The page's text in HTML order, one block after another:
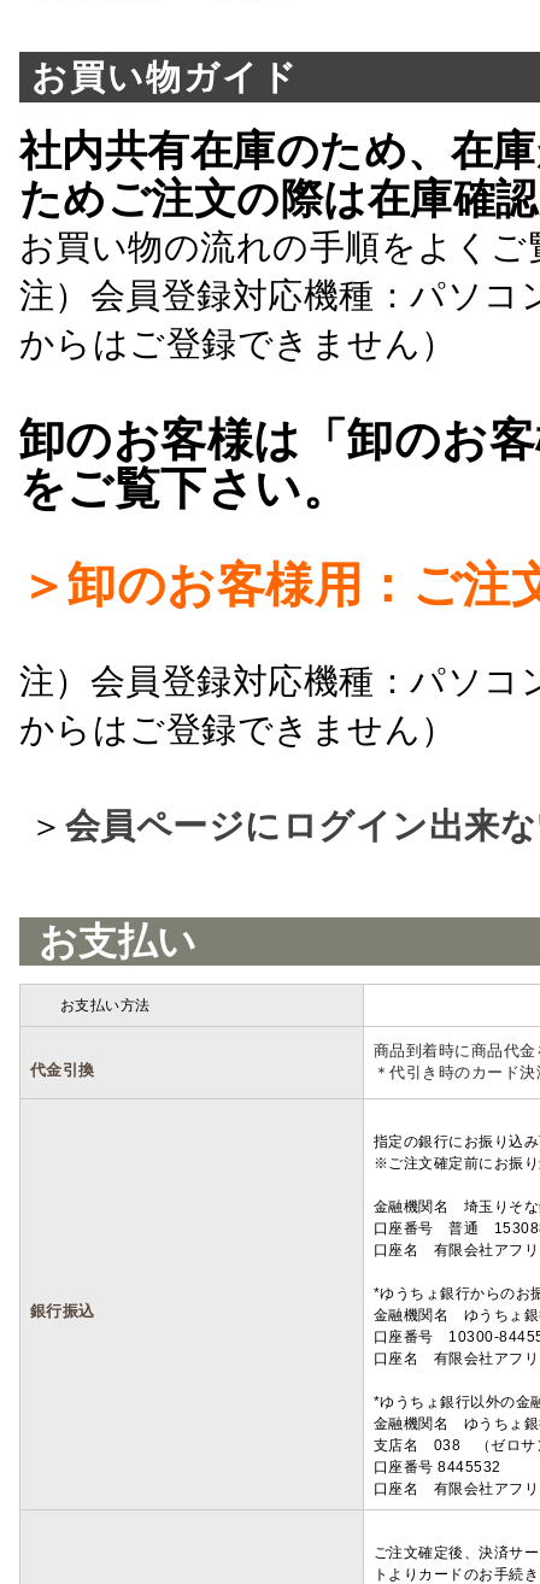
お買い物ガイド
社内共有在庫のため、在
ためご注文の際は在庫確
お買い物の流れの手順をよくご
注）会員登録対応機種：パソ
からはご登録できません）
卸のお客様は「卸のお
をご覧下さい。
＞卸のお客様用：ご注
注）会員登録対応機種：パソ
からはご登録できません）
＞ 会員ページにログイン出来
お支払い
お支払い方法
代金引換
商品到着時に商品代
＊代引き時のカード
銀行振込
指定の銀行にお振り込
※ご注文確定前にお振
金融機関名 埼玉りそ
口座番号 普通
口座名 有限会社アフ
*ゆうちょ銀行からのお
金融機関名 ゆうちょ
口座番号 10300-
口座名 有限会社アフ
*ゆうちょ銀行以外の金
金融機関名 ゆうちょ
支店名 038 （ゼロサ
口座番号 8445532
口座名 有限会社アフ
ご注文確定後、決済サ
トよりカードのお手続